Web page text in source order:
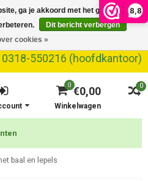
8,8
0318-550216 (hoofdkantoor)
0
0 €0,00
Winkelwagen
baal en lepels
ga je akkoord met het gebruik van
Dit bericht verbergen
cookies »